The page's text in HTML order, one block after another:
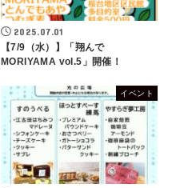
2025.07.01
【7/9（水）】「翔んで
MORIYAMA vol.5」開催！
イベント